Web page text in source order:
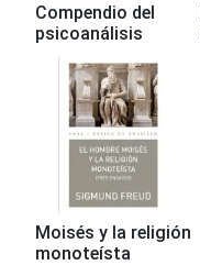
Compendio del
psicoanálisis
Moisés y la religión
monoteísta